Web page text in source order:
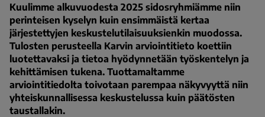
Kuulimme alkuvuodesta 2025 sidosryhmiämme niin
perinteisen kyselyn kuin ensimmäistä kertaa
järjestettyjen keskustelutilaisuuksienkin muodossa.
Tulosten perusteella Karvin arviointitieto koettiin
luotettavaksi ja tietoa hyödynnetään työskentelyn ja
kehittämisen tukena. Tuottamaltamme
arviointitiedolta toivotaan parempaa näkyvyyttä niin
yhteiskunnallisessa keskustelussa kuin päätösten
taustallakin.